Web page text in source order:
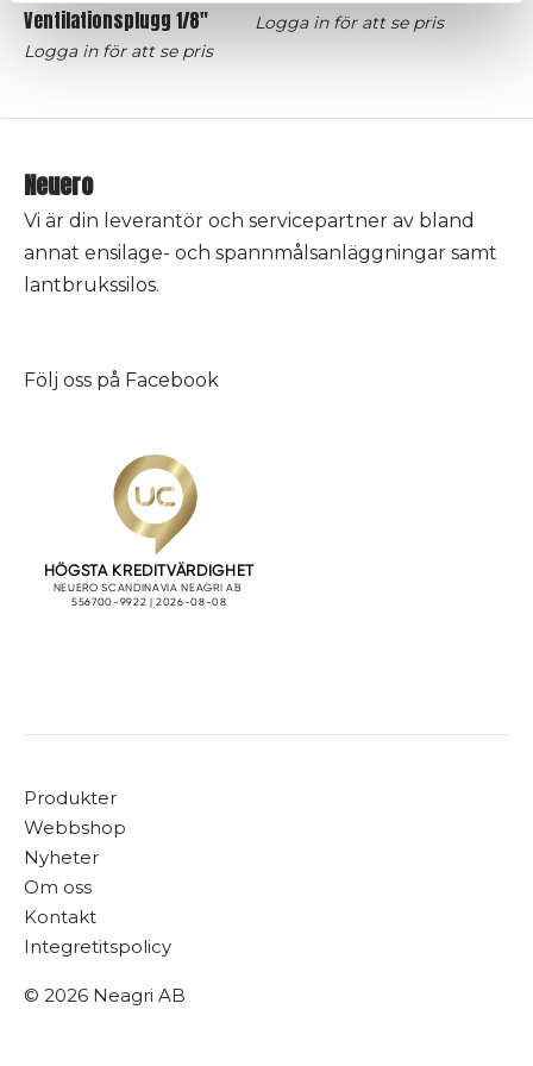
Ventilationsplugg 1/8″
Logga in för att se pris
Logga in för att se pris
Neuero
Vi är din leverantör och servicepartner av bland
annat ensilage- och spannmålsanläggningar samt
lantbrukssilos.
Följ oss på Facebook
Produkter
Webbshop
Nyheter
Om oss
Kontakt
Integretitspolicy
© 2026 Neagri AB